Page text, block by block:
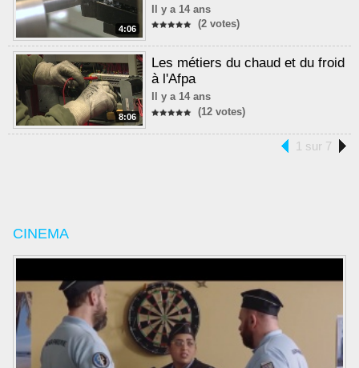
4:06
Il y a 14 ans
(2 votes)
8:06
Les métiers du chaud et du froid
à l'Afpa
Il y a 14 ans
(12 votes)
1 sur 7
CINEMA